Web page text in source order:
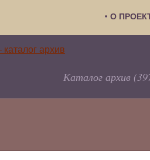
О
Каталог архив